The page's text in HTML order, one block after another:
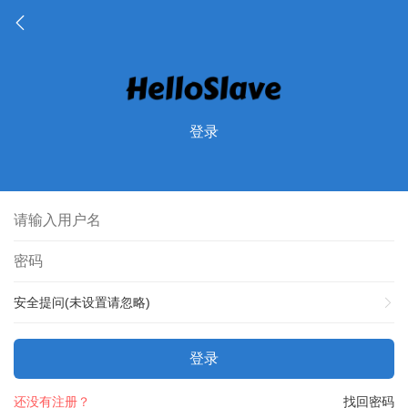
登录
安全提问(未设置请忽略)
登录
找回密码
还没有注册？